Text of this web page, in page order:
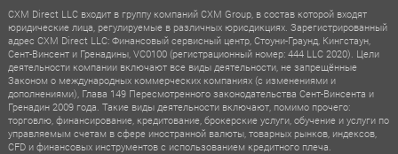
CXM Direct LLC входит в группу компаний CXM Group, в состав которой входят
юридические лица, регулируемые в различных юрисдикциях. Зарегистрированный
адрес CXM Direct LLC: Финансовый сервисный центр, Стоуни-Граунд, Кингстаун,
Сент-Винсент и Гренадины, VC0100 (регистрационный номер: 444 LLC 2020). Цели
деятельности компании включают все виды деятельности, не запрещённые
Законом о международных коммерческих компаниях (с изменениями и
дополнениями), Глава 149 Пересмотренного законодательства Сент-Винсента и
Гренадин 2009 года. Такие виды деятельности включают, помимо прочего:
торговлю, финансирование, кредитование, брокерские услуги, обучение и услуги по
управляемым счетам в сфере иностранной валюты, товарных рынков, индексов,
CFD и финансовых инструментов с использованием кредитного плеча.